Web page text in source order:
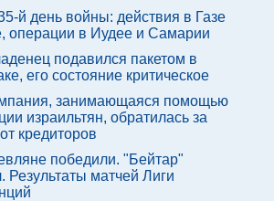
й день войны: действия в Газе
операции в Иудее и Самарии
подавился пакетом в
его состояние критическое
занимающаяся помощью
израильтян, обратилась за
кредиторов
победили. "Бейтар"
Результаты матчей Лиги